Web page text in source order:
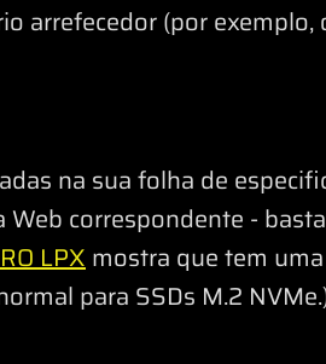
arrefecedor (por exemplo,
na sua folha de
Web correspondente -
LPXmostra que tem uma
para SSDs M.2